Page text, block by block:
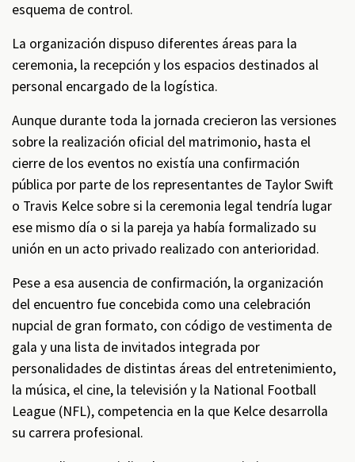
esquema de control.
La organización dispuso diferentes áreas para la
ceremonia, la recepción y los espacios destinados al
personal encargado de la logística.
Aunque durante toda la jornada crecieron las versiones
sobre la realización oficial del matrimonio, hasta el
cierre de los eventos no existía una confirmación
pública por parte de los representantes de Taylor Swift
o Travis Kelce sobre si la ceremonia legal tendría lugar
ese mismo día o si la pareja ya había formalizado su
unión en un acto privado realizado con anterioridad.
Pese a esa ausencia de confirmación, la organización
del encuentro fue concebida como una celebración
nupcial de gran formato, con código de vestimenta de
gala y una lista de invitados integrada por
personalidades de distintas áreas del entretenimiento,
la música, el cine, la televisión y la National Football
League (NFL), competencia en la que Kelce desarrolla
su carrera profesional.